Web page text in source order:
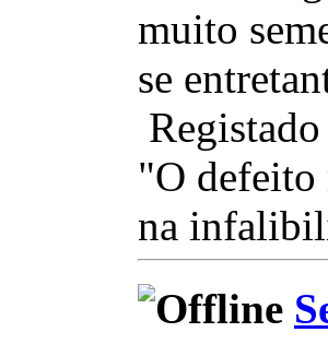
muito
se
Registado
"O defeito
na